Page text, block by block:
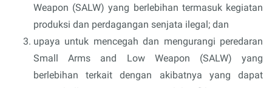
Weapon (SALW) yang berlebihan termasuk kegiatan
produksi dan perdagangan senjata ilegal; dan
upaya untuk mencegah dan mengurangi peredaran
Small Arms and Low Weapon (SALW) yang
berlebihan terkait dengan akibatnya yang dapat